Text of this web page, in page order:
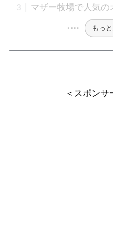
マザー牧場で人気
もっ
＜スポンサ